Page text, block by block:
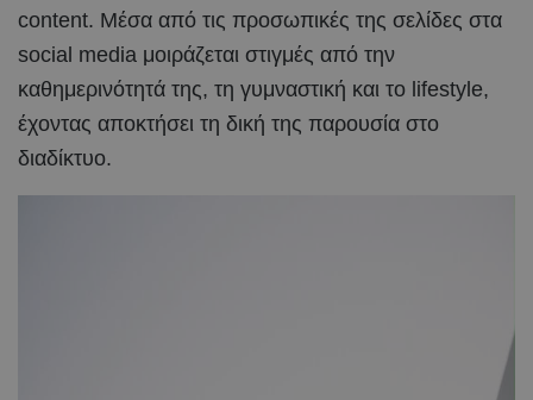
content. Μέσα από τις προσωπικές της σελίδες στα
social media μοιράζεται στιγμές από την
καθημερινότητά της, τη γυμναστική και το lifestyle,
έχοντας αποκτήσει τη δική της παρουσία στο
διαδίκτυο.